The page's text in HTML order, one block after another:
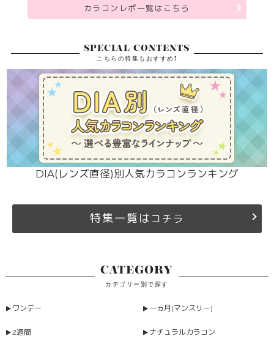
カラコンレポ一覧はこちら
SPECIAL CONTENTS
こちらの特集もおすすめ!
DIA(レンズ直径)別人気カラコンランキング
特集一覧は コチラ
CATEGORY
カテゴリー別で探す
ワンデー 一ヵ月(マンスリー)
2週間 ナチュラルカラコン